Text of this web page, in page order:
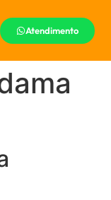
Atendimento